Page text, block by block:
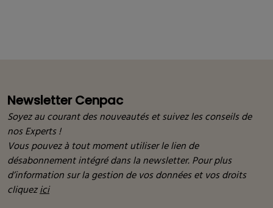
Newsletter Cenpac
Soyez au courant des nouveautés et suivez les conseils de
nos Experts !
Vous pouvez à tout moment utiliser le lien de
désabonnement intégré dans la newsletter. Pour plus
d’information sur la gestion de vos données et vos droits
cliquezici